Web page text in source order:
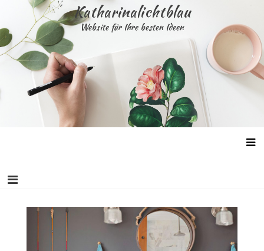
content
Katharinalichtblau
Website für Ihre besten Ideen